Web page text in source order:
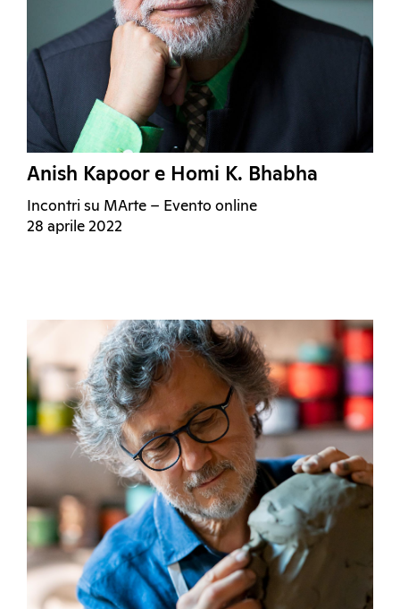
Anish Kapoor e Homi K. Bhabha
Incontri su MArte – Evento online
28 aprile 2022